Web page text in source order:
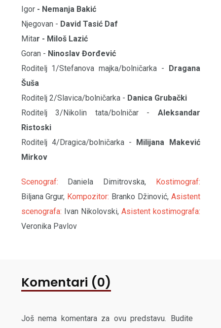
Igor- Nemanja Bakić
Njegovan - David Tasić Daf
Mitar - Miloš Lazić
Goran - Ninoslav Đorđević
Roditelj 1/Stefanova majka/bolničarka - Dragana
Šuša
Roditelj 2/Slavica/bolničarka - Danica Grubački
Roditelj 3/Nikolin tata/bolničar - Aleksandar
Ristoski
Roditelj 4/Dragica/bolničarka - Milijana Makević
Mirkov
Scenograf: Daniela Dimitrovska,
Kostimograf:
Biljana Grgur, Kompozitor: Branko Džinović, Asistent
scenografa: Ivan Nikolovski, Asistent kostimografa:
Veronika Pavlov
Komentari (0)
Još nema komentara za ovu predstavu. Budite